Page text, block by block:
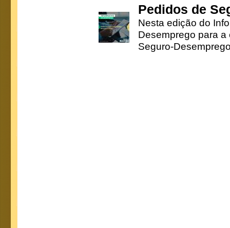
Pedidos de
Nesta edição do
Desemprego para
Seguro-